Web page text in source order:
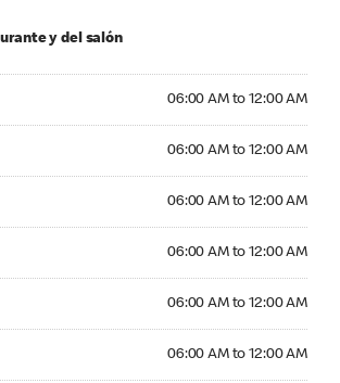
y del salón
06:00 AM to 12:00 AM
06:00 AM to 12:00 AM
06:00 AM to 12:00 AM
06:00 AM to 12:00 AM
06:00 AM to 12:00 AM
06:00 AM to 12:00 AM